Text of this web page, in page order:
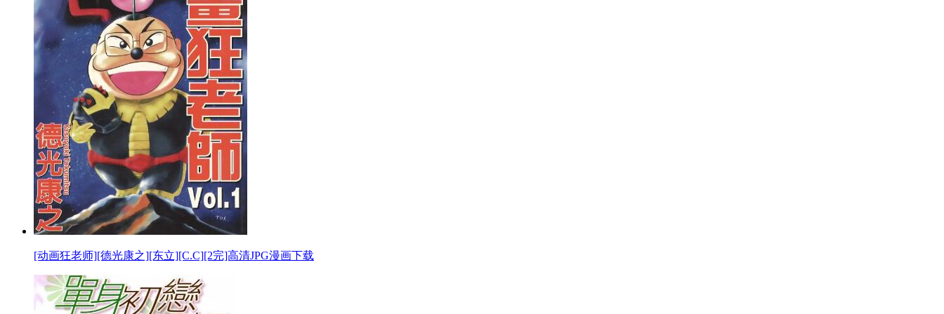
[动画狂老师][德光康之][东立][C.C][2完]高清JPG漫画下载